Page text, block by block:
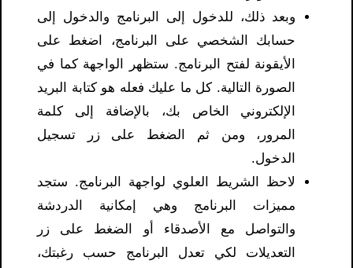
وبعد ذلك، للدخول إلى البرنامج والدخول إلى
حسابك الشخصي على البرنامج، اضغط على
الأيقونة لفتح البرنامج. ستظهر الواجهة كما في
الصورة التالية. كل ما عليك فعله هو كتابة البريد
الإلكتروني الخاص بك، بالإضافة إلى كلمة
المرور، ومن ثم الضغط على زر تسجيل
الدخول.
لاحظ الشريط العلوي لواجهة البرنامج. ستجد
مميزات البرنامج وهي إمكانية الدردشة
والتواصل مع الأصدقاء أو الضغط على زر
التعديلات لكي تعدل البرنامج حسب رغبتك،